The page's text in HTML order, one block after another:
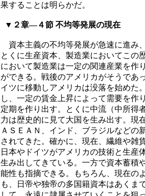
果することは明らかだ。
▼２章―４節 不均等発展の現在
資本主義の不均等発展が急速に進み
とくに生産資本、製造業においてこの
において製造業は一定の関連産業を作
ができる。戦後のアメリカがそうであ
イツに移動しアメリカは没落を始めた
し、一定の賃金上昇によって需要を作
定期を作り出す。とくに中流（中所得
力は歴史的に見て大国を生み出す。現
ＡＳＥＡＮ、インド、ブラジルなどの
されてきた。確かに、現在、繊維や雑
日本やドイツがアメリカの技術と生産
生み出してきている。一方で資本蓄積
能性も指摘できる。もちろん、現在の
も、日帝や独帝の多国籍資本はあくま